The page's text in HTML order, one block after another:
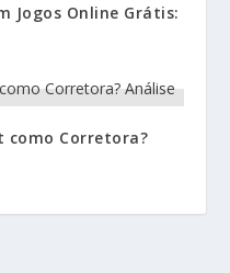
Jogos Online Grátis:
como Corretora?